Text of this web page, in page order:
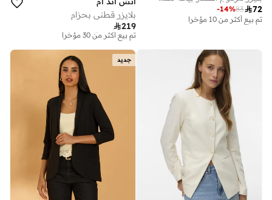
72
83
-14%
تم بيع أكثر من 10 مؤخرا
بلايزر قطني بحزام
219
توصيل مجاني
توصيل مجاني
تم بيع أكثر من 30 مؤخرا
جديد